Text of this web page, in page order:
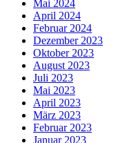
Mai 2024
April 2024
Februar 2024
Dezember 2023
Oktober 2023
August 2023
Juli 2023
Mai 2023
April 2023
März 2023
Februar 2023
Januar 2023